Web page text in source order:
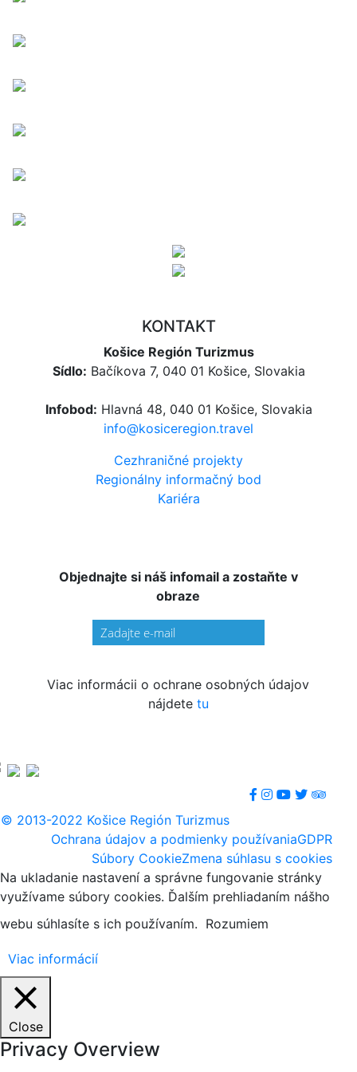
KONTAKT
Košice Región Turizmus
Sídlo: Bačíkova 7, 040 01 Košice, Slovakia
Infobod: Hlavná 48, 040 01 Košice, Slovakia
info@kosiceregion.travel
Cezhraničné projekty
Regionálny informačný bod
Kariéra
Objednajte si náš infomail a zostaňte v
obraze
Viac informácii o ochrane osobných údajov
nájdete tu
© 2013-2022 Košice Región Turizmus
Ochrana údajov a podmienky používaniaGDPR
Súbory CookieZmena súhlasu s cookies
Na ukladanie nastavení a správne fungovanie stránky
využívame súbory cookies. Ďalším prehliadaním nášho
webu súhlasíte s ich používaním. Rozumiem
Viac informácií
Close
Privacy Overview